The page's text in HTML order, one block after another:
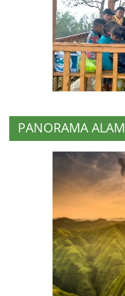
PANORAMA ALAM